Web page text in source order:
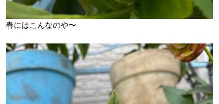
春にはこんなのや〜